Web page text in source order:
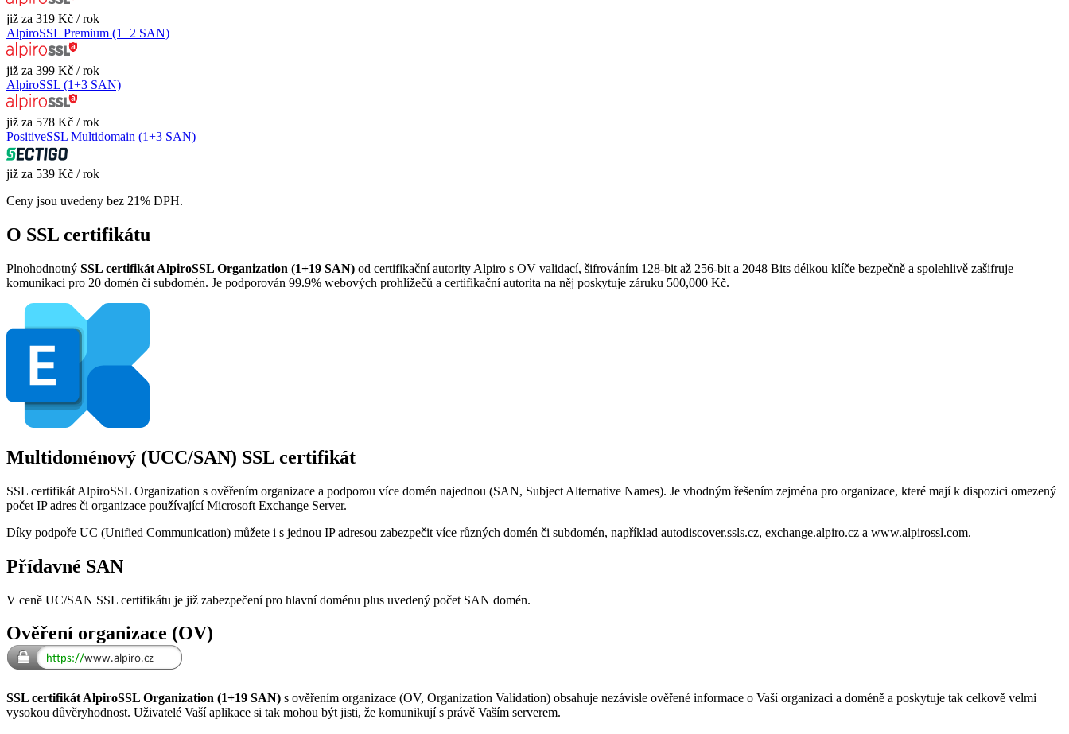
již za 319 Kč / rok
AlpiroSSL Premium (1+2 SAN)
již za 399 Kč / rok
AlpiroSSL (1+3 SAN)
již za 578 Kč / rok
PositiveSSL Multidomain (1+3 SAN)
již za 539 Kč / rok
Ceny jsou uvedeny bez 21% DPH.
O SSL certifikátu
Plnohodnotný SSL certifikát AlpiroSSL Organization (1+19 SAN) od certifikační autority Alpiro s OV validací, šifrováním 128-bit až 256-bit a 2048 Bits délkou klíče bezpečně a spolehlivě zašifruje
komunikaci pro 20 domén či subdomén. Je podporován 99.9% webových prohlížečů a certifikační autorita na něj poskytuje záruku 500,000 Kč.
Multidoménový (UCC/SAN) SSL certifikát
SSL certifikát AlpiroSSL Organization s ověřením organizace a podporou více domén najednou (SAN, Subject Alternative Names). Je vhodným řešením zejména pro organizace, které mají k dispozici omezený
počet IP adres či organizace používající Microsoft Exchange Server.
Díky podpoře UC (Unified Communication) můžete i s jednou IP adresou zabezpečit více různých domén či subdomén, například autodiscover.ssls.cz, exchange.alpiro.cz a www.alpirossl.com.
Přídavné SAN
V ceně UC/SAN SSL certifikátu je již zabezpečení pro hlavní doménu plus uvedený počet SAN domén.
Ověření organizace (OV)
SSL certifikát AlpiroSSL Organization (1+19 SAN) s ověřením organizace (OV, Organization Validation) obsahuje nezávisle ověřené informace o Vaší organizaci a doméně a poskytuje tak celkově velmi
vysokou důvěryhodnost. Uživatelé Vaší aplikace si tak mohou být jisti, že komunikují s právě Vaším serverem.